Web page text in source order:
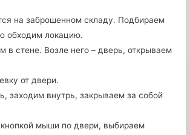
на заброшенном складу. Подбираем
обходим локацию.
в стене. Возле него – дверь, открываем
от двери.
заходим внутрь, закрываем за собой
мыши по двери, выбираем